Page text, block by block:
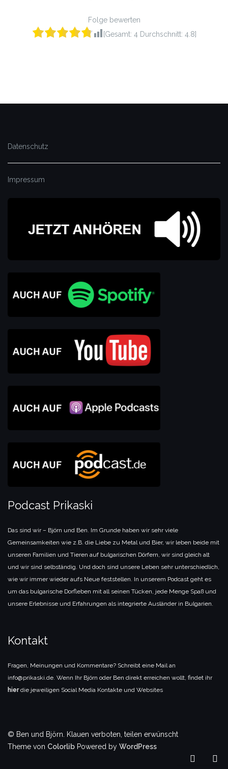
Folge bewerten
[Gesamt: 4 Durchschnitt: 4.8]
Datenschutz
Impressum
Podcast Prikaski
Das sind wir – Björn und Ben. Im Grunde haben wir sehr viele
Gemeinsamkeiten wie z.B. die Liebe zu Metal und Bier, wir leben beide mit
unseren Familien und Tieren auf bulgarischen Dörfern, wir sind gleich alt
und wir sind selbständig. Und doch sind unsere Leben sehr unterschiedlich,
wie wir immer wieder aufs Neue feststellen. In unserem Podcast geht es
um das bulgarische Dorfleben mit all seinen Tücken, jede Menge Spaß und
unsere Erlebnisse und Erfahrungen als integrierte Ausländer in Bulgarien.
Kontakt
Fragen, Meinungen und Kommentare? Schreibt eine Mail an
info@prikaski.de. Wenn Ihr Björn oder Ben direkt erreichen wollt, findet ihr
hierdie jeweiligen Social Media Kontakte und Websites
© Ben und Björn. Klauen verboten, teilen erwünscht
Theme von Colorlib Powered by WordPress